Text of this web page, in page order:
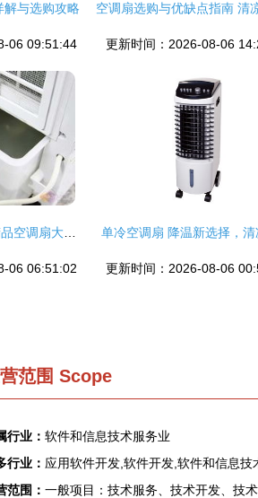
解与选购攻略
06 09:51:44 更新时间：2026-08-06
06 06:51:02
单冷空调扇 降温新选择，清
更新时间：2026-08-06
范围 Scope
行业： 软件和信息技术服务业
行业： 应用软件开发,软件开发,软件和信息
范围： 一般项目：技术服务、技术开发、技